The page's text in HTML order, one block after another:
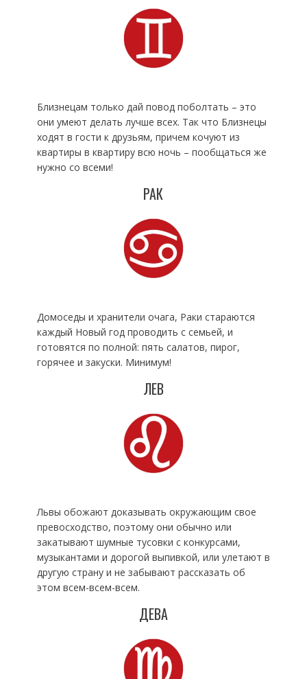
Близнецам только дай повод поболтать – это
они умеют делать лучше всех. Так что Близнецы
ходят в гости к друзьям, причем кочуют из
квартиры в квартиру всю ночь – пообщаться же
нужно со всеми!
РАК
Домоседы и хранители очага, Раки стараются
каждый Новый год проводить с семьей, и
готовятся по полной: пять салатов, пирог,
горячее и закуски. Минимум!
ЛЕВ
Львы обожают доказывать окружающим свое
превосходство, поэтому они обычно или
закатывают шумные тусовки с конкурсами,
музыкантами и дорогой выпивкой, или улетают в
другую страну и не забывают рассказать об
этом всем-всем-всем.
ДЕВА